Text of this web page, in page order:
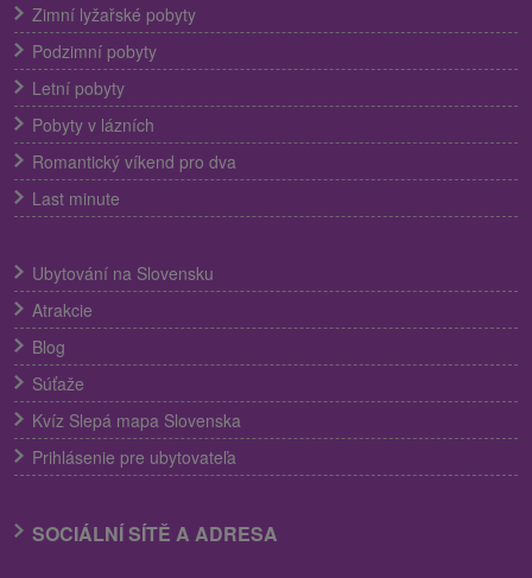
Zimní lyžařské pobyty
Podzimní pobyty
Letní pobyty
Pobyty v lázních
Romantický víkend pro dva
Last minute
Ubytování na Slovensku
Atrakcie
Blog
Súťaže
Kvíz Slepá mapa Slovenska
Prihlásenie pre ubytovateľa
SOCIÁLNÍ SÍTĚ A ADRESA